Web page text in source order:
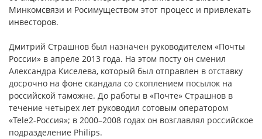
Минкомсвязи и Росимуществом этот процесс и привлекать
инвесторов.
Дмитрий Страшнов был назначен руководителем «Почты
России» в апреле 2013 года. На этом посту он сменил
Александра Киселева, который был отправлен в отставку
досрочно на фоне скандала со скоплением посылок на
российской таможне. До работы в «Почте» Страшнов в
течение четырех лет руководил сотовым оператором
«Tele2-Россия»; в 2000–2008 годах он возглавлял российское
подразделение Philips.